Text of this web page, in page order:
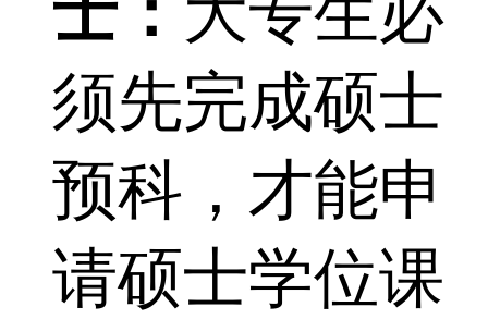
士： 大专生必
须先完成硕士
预科，才能申
请硕士学位课